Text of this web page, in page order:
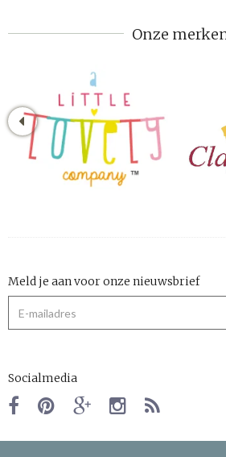
Onze
Meld je aan voor onze nieuwsbrief
Socialmedia